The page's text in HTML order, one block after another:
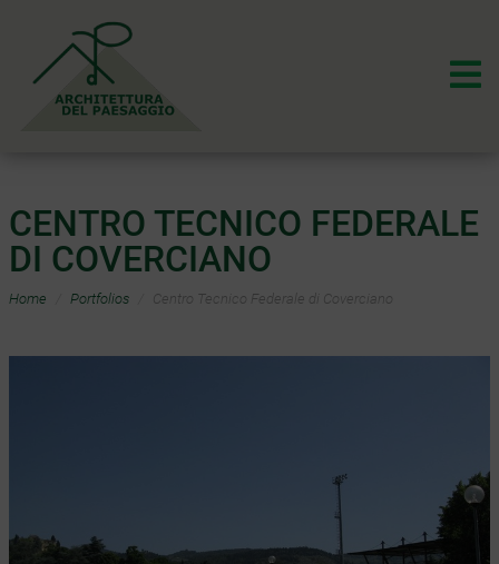
CENTRO TECNICO FEDERALE
DI COVERCIANO
Home Portfolios Centro Tecnico Federale di Coverciano